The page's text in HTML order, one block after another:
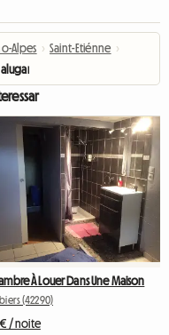
Alpes › Saint-Etiénne ›
em frente à Faculdade
À Louer Dans Une Maison
(42290)
/ noite